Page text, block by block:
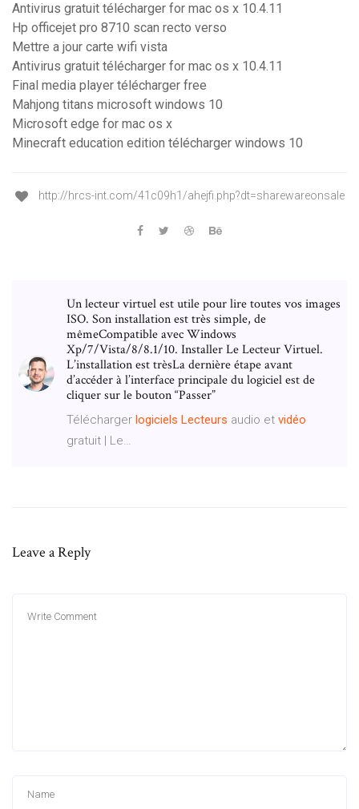
Antivirus gratuit télécharger for mac os x 10.4.11
Hp officejet pro 8710 scan recto verso
Mettre a jour carte wifi vista
Antivirus gratuit télécharger for mac os x 10.4.11
Final media player télécharger free
Mahjong titans microsoft windows 10
Microsoft edge for mac os x
Minecraft education edition télécharger windows 10
http://hrcs-int.com/41c09h1/ahejfi.php?dt=sharewareonsale
Un lecteur virtuel est utile pour lire toutes vos images
ISO. Son installation est très simple, de
mêmeCompatible avec Windows
Xp/7/Vista/8/8.1/10. Installer Le Lecteur Virtuel.
L’installation est trèsLa dernière étape avant
d’accéder à l’interface principale du logiciel est de
cliquer sur le bouton “Passer”
Télécharger logiciels Lecteurs audio et vidéo
gratuit | Le…
Leave a Reply